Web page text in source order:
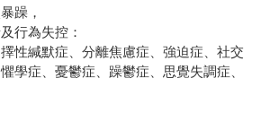
躁，
行為失控：
性緘默症、分離焦慮症、強迫症、社交
學症、憂鬱症、躁鬱症、思覺失調症、